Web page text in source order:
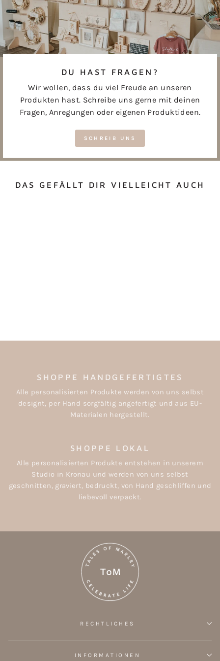
DU HAST FRAGEN?
Wir wollen, dass du viel Freude an unseren
Produkten hast. Schreibe uns gerne mit deinen
Fragen, Anregungen oder eigenen Produktideen.
SCHREIB UNS
DAS GEFÄLLT DIR VIELLEICHT AUCH
SHOPPE HANDGEFERTIGTES
Alle personalisierten Produkte werden von uns selbst
designt, per Hand sorgfältig angefertigt und aus EU-
Materialen hergestellt.
SHOPPE LOKAL
Alle personalisierten Produkte entstehen in unserem
Studio in Kronau und werden von uns selbst
geschnitten, graviert, bedruckt, von Hand geschliffen und
liebevoll verpackt.
RECHTLICHES
INFORMATIONEN